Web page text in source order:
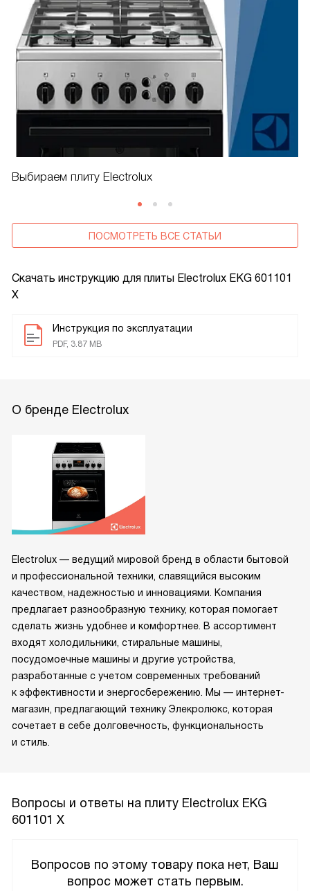
Скачать инструкцию для плиты Electrolux EKG 601101
X
Инструкция по эксплуатации
PDF, 3.87 MB
Выбираем плиту Electrolux
ПОСМОТРЕТЬ ВСЕ СТАТЬИ
О бренде Electrolux
Electrolux — ведущий мировой бренд в области бытовой
и профессиональной техники, славящийся высоким
качеством, надежностью и инновациями. Компания
предлагает разнообразную технику, которая помогает
сделать жизнь удобнее и комфортнее. В ассортимент
входят холодильники, стиральные машины,
посудомоечные машины и другие устройства,
разработанные с учетом современных требований
к эффективности и энергосбережению. Мы — интернет-
магазин, предлагающий технику Элекролюкс, которая
сочетает в себе долговечность, функциональность
и стиль.
Вопросы и ответы на плиту Electrolux EKG
601101 X
Вопросов по этому товару пока нет, Ваш
вопрос может стать первым.